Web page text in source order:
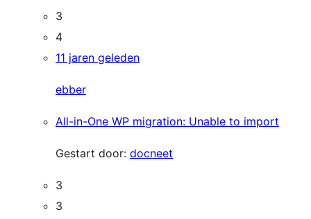
3
4
11 jaren geleden
ebber
All-in-One WP migration: Unable to import
Gestart door: docneet
3
3